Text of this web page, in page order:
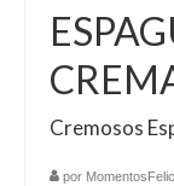
Cremosos
por